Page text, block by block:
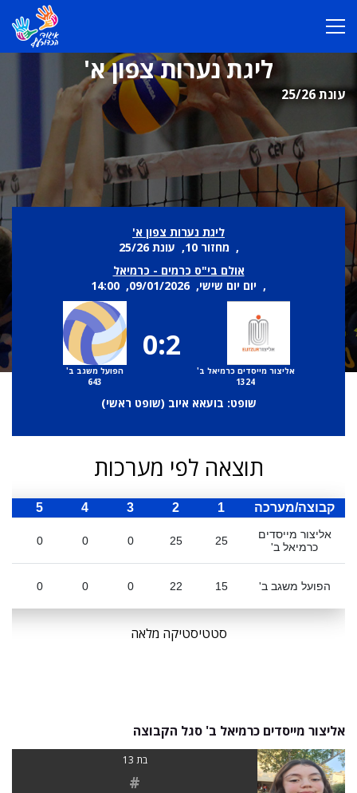
ליגת נערות צפון א'
עונת 25/26
ליגת נערות צפון א'
, מחזור 10, עונת 25/26
אולם בי"ס כרמים - כרמיאל
, יום יום שישי, 09/01/2026, 14:00
אליצור מייסדים כרמיאל ב'
1324
0:2
הפועל משגב ב'
643
שופט: בועאא איוב (שופט ראשי)
תוצאה לפי מערכות
קבוצה/מערכה 1
2
3
4
5
אליצור מייסדים
כרמיאל ב'
25
25
0
0
0
הפועל משגב ב' 15
22
0
0
0
סטטיסטיקה מלאה
אליצור מייסדים כרמיאל ב' סגל הקבוצה
בת 13
#